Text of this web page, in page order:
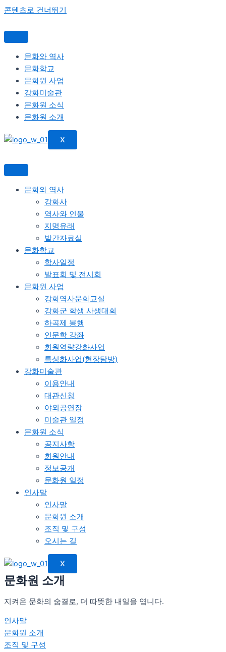
콘텐츠로 건너뛰기
문화와 역사
문화학교
문화원 사업
강화미술관
문화원 소식
문화원 소개
X
문화와 역사
강화사
역사와 인물
지명유래
발간자료실
문화학교
학사일정
발표회 및 전시회
문화원 사업
강화역사문화교실
강화군 학생 사생대회
하곡제 봉행
인문학 강좌
회원역량강화사업
특성화사업(현장탐방)
강화미술관
이용안내
대관신청
야외공연장
미술관 일정
문화원 소식
공지사항
회원안내
정보공개
문화원 일정
인사말
인사말
문화원 소개
조직 및 구성
오시는 길
X
문화원 소개
지켜온 문화의 숨결로, 더 따뜻한 내일을 엽니다.
인사말
문화원 소개
조직 및 구성